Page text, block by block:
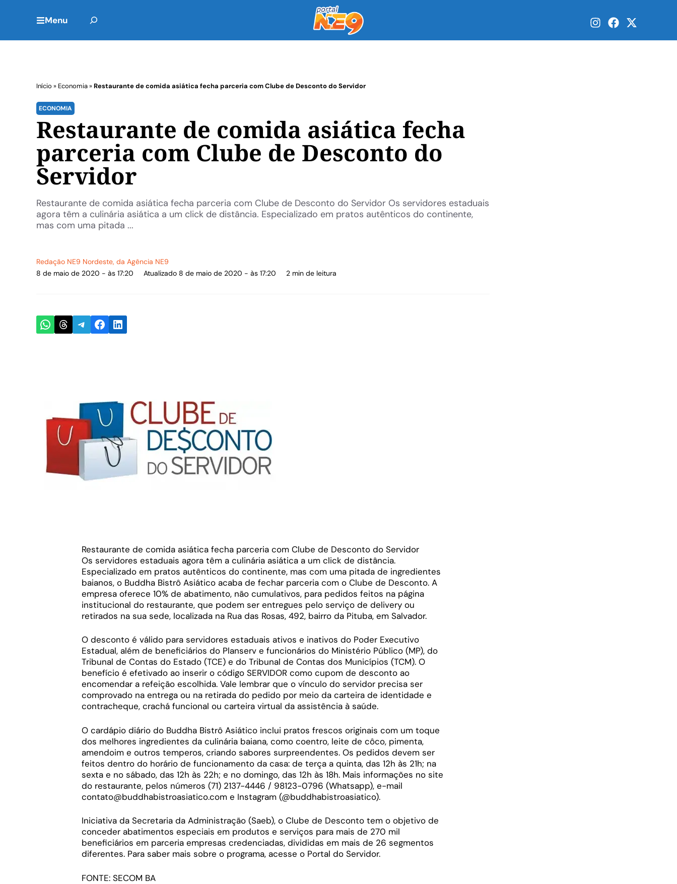
Menu
Início » Economia»Restaurante de comida asiática fecha parceria com Clube de Desconto do Servidor
ECONOMIA
Restaurante de comida asiática fecha
parceria com Clube de Desconto do
Servidor
Restaurante de comida asiática fecha parceria com Clube de Desconto do Servidor Os servidores estaduais
agora têm a culinária asiática a um click de distância. Especializado em pratos autênticos do continente,
mas com uma pitada ...
Redação NE9 Nordeste, da Agência NE9
8 de maio de 2020 - às 17:20
Atualizado 8 de maio de 2020 - às 17:20 2 min de leitura
Share on WhatsApp
Share on Threads
Share on Telegram
Share on Facebook
Share on LinkedIn
Restaurante de comida asiática fecha parceria com Clube de Desconto do Servidor
Os servidores estaduais agora têm a culinária asiática a um click de distância.
Especializado em pratos autênticos do continente, mas com uma pitada de ingredientes
baianos, o Buddha Bistrô Asiático acaba de fechar parceria com o Clube de Desconto. A
empresa oferece 10% de abatimento, não cumulativos, para pedidos feitos na página
institucional do restaurante, que podem ser entregues pelo serviço de delivery ou
retirados na sua sede, localizada na Rua das Rosas, 492, bairro da Pituba, em Salvador.
O desconto é válido para servidores estaduais ativos e inativos do Poder Executivo
Estadual, além de beneficiários do Planserv e funcionários do Ministério Público (MP), do
Tribunal de Contas do Estado (TCE) e do Tribunal de Contas dos Municípios (TCM). O
benefício é efetivado ao inserir o código SERVIDOR como cupom de desconto ao
encomendar a refeição escolhida. Vale lembrar que o vínculo do servidor precisa ser
comprovado na entrega ou na retirada do pedido por meio da carteira de identidade e
contracheque, crachá funcional ou carteira virtual da assistência à saúde.
O cardápio diário do Buddha Bistrô Asiático inclui pratos frescos originais com um toque
dos melhores ingredientes da culinária baiana, como coentro, leite de côco, pimenta,
amendoim e outros temperos, criando sabores surpreendentes. Os pedidos devem ser
feitos dentro do horário de funcionamento da casa: de terça a quinta, das 12h às 21h; na
sexta e no sábado, das 12h às 22h; e no domingo, das 12h às 18h. Mais informações no site
do restaurante, pelos números (71) 2137-4446 / 98123-0796 (Whatsapp), e-mail
contato@buddhabistroasiatico.com e Instagram (@buddhabistroasiatico).
Iniciativa da Secretaria da Administração (Saeb), o Clube de Desconto tem o objetivo de
conceder abatimentos especiais em produtos e serviços para mais de 270 mil
beneficiários em parceria empresas credenciadas, divididas em mais de 26 segmentos
diferentes. Para saber mais sobre o programa, acesse o Portal do Servidor.
FONTE: SECOM BA